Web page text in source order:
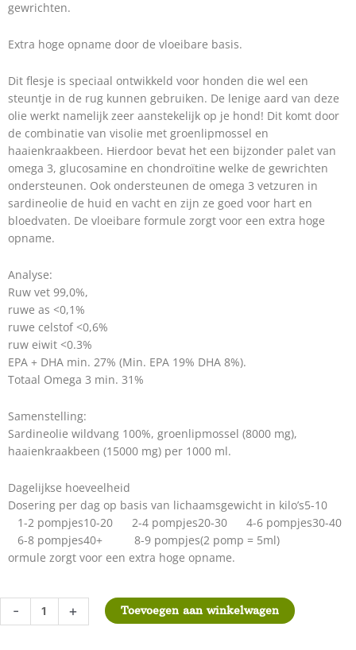
gewrichten.
Extra hoge opname door de vloeibare basis.
Dit flesje is speciaal ontwikkeld voor honden die wel een
steuntje in de rug kunnen gebruiken. De lenige aard van deze
olie werkt namelijk zeer aanstekelijk op je hond! Dit komt door
de combinatie van visolie met groenlipmossel en
haaienkraakbeen. Hierdoor bevat het een bijzonder palet van
omega 3, glucosamine en chondroïtine welke de gewrichten
ondersteunen. Ook ondersteunen de omega 3 vetzuren in
sardineolie de huid en vacht en zijn ze goed voor hart en
bloedvaten. De vloeibare formule zorgt voor een extra hoge
opname.
Analyse:
Ruw vet 99,0%,
ruwe as <0,1%
ruwe celstof <0,6%
ruw eiwit <0.3%
EPA + DHA min. 27% (Min. EPA 19% DHA 8%).
Totaal Omega 3 min. 31%
Samenstelling:
Sardineolie wildvang 100%, groenlipmossel (8000 mg),
haaienkraakbeen (15000 mg) per 1000 ml.
Dagelijkse hoeveelheid
Dosering per dag op basis van lichaamsgewicht in kilo’s5-10
1-2 pompjes10-20 2-4 pompjes20-30 4-6 pompjes30-40
6-8 pompjes40+ 8-9 pompjes(2 pomp = 5ml)
ormule zorgt voor een extra hoge opname.
-
Sardienolie
+ Toevoegen aan winkelwagen